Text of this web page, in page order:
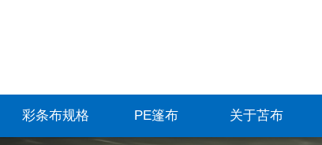
彩条布规格 PE篷布 关于苫布